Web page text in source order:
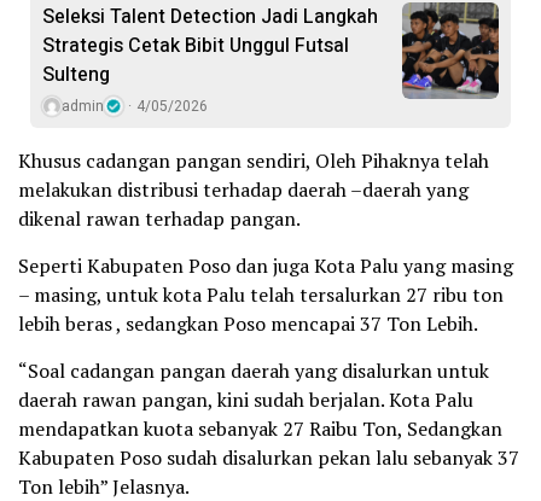
Seleksi Talent Detection Jadi Langkah
Strategis Cetak Bibit Unggul Futsal
Sulteng
admin 4/05/2026
Khusus cadangan pangan sendiri, Oleh Pihaknya telah
melakukan distribusi terhadap daerah –daerah yang
dikenal rawan terhadap pangan.
Seperti Kabupaten Poso dan juga Kota Palu yang masing
– masing, untuk kota Palu telah tersalurkan 27 ribu ton
lebih beras , sedangkan Poso mencapai 37 Ton Lebih.
“Soal cadangan pangan daerah yang disalurkan untuk
daerah rawan pangan, kini sudah berjalan. Kota Palu
mendapatkan kuota sebanyak 27 Raibu Ton, Sedangkan
Kabupaten Poso sudah disalurkan pekan lalu sebanyak 37
Ton lebih” Jelasnya.